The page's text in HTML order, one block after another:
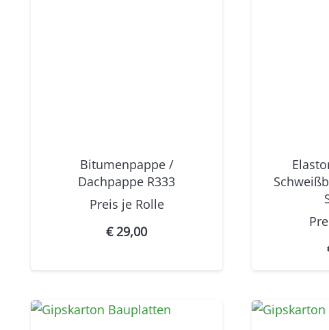
Bitumenpappe /
Dachpappe R333
Preis je Rolle
€29,00